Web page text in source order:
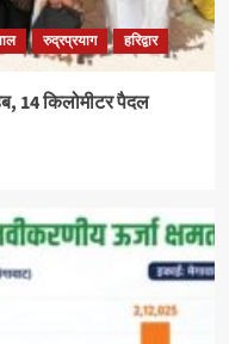
रुद्रप्रयाग हरिद्वार
14 किलोमीटर पैदल